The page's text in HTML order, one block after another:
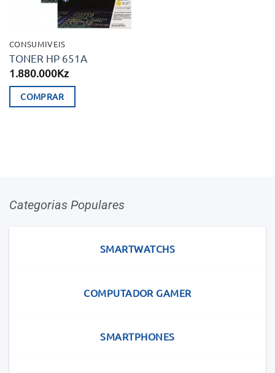
CONSUMIVEIS
TONER HP 651A
1.880.000Kz
COMPRAR
Categorias Populares
SMARTWATCHS
COMPUTADOR GAMER
SMARTPHONES